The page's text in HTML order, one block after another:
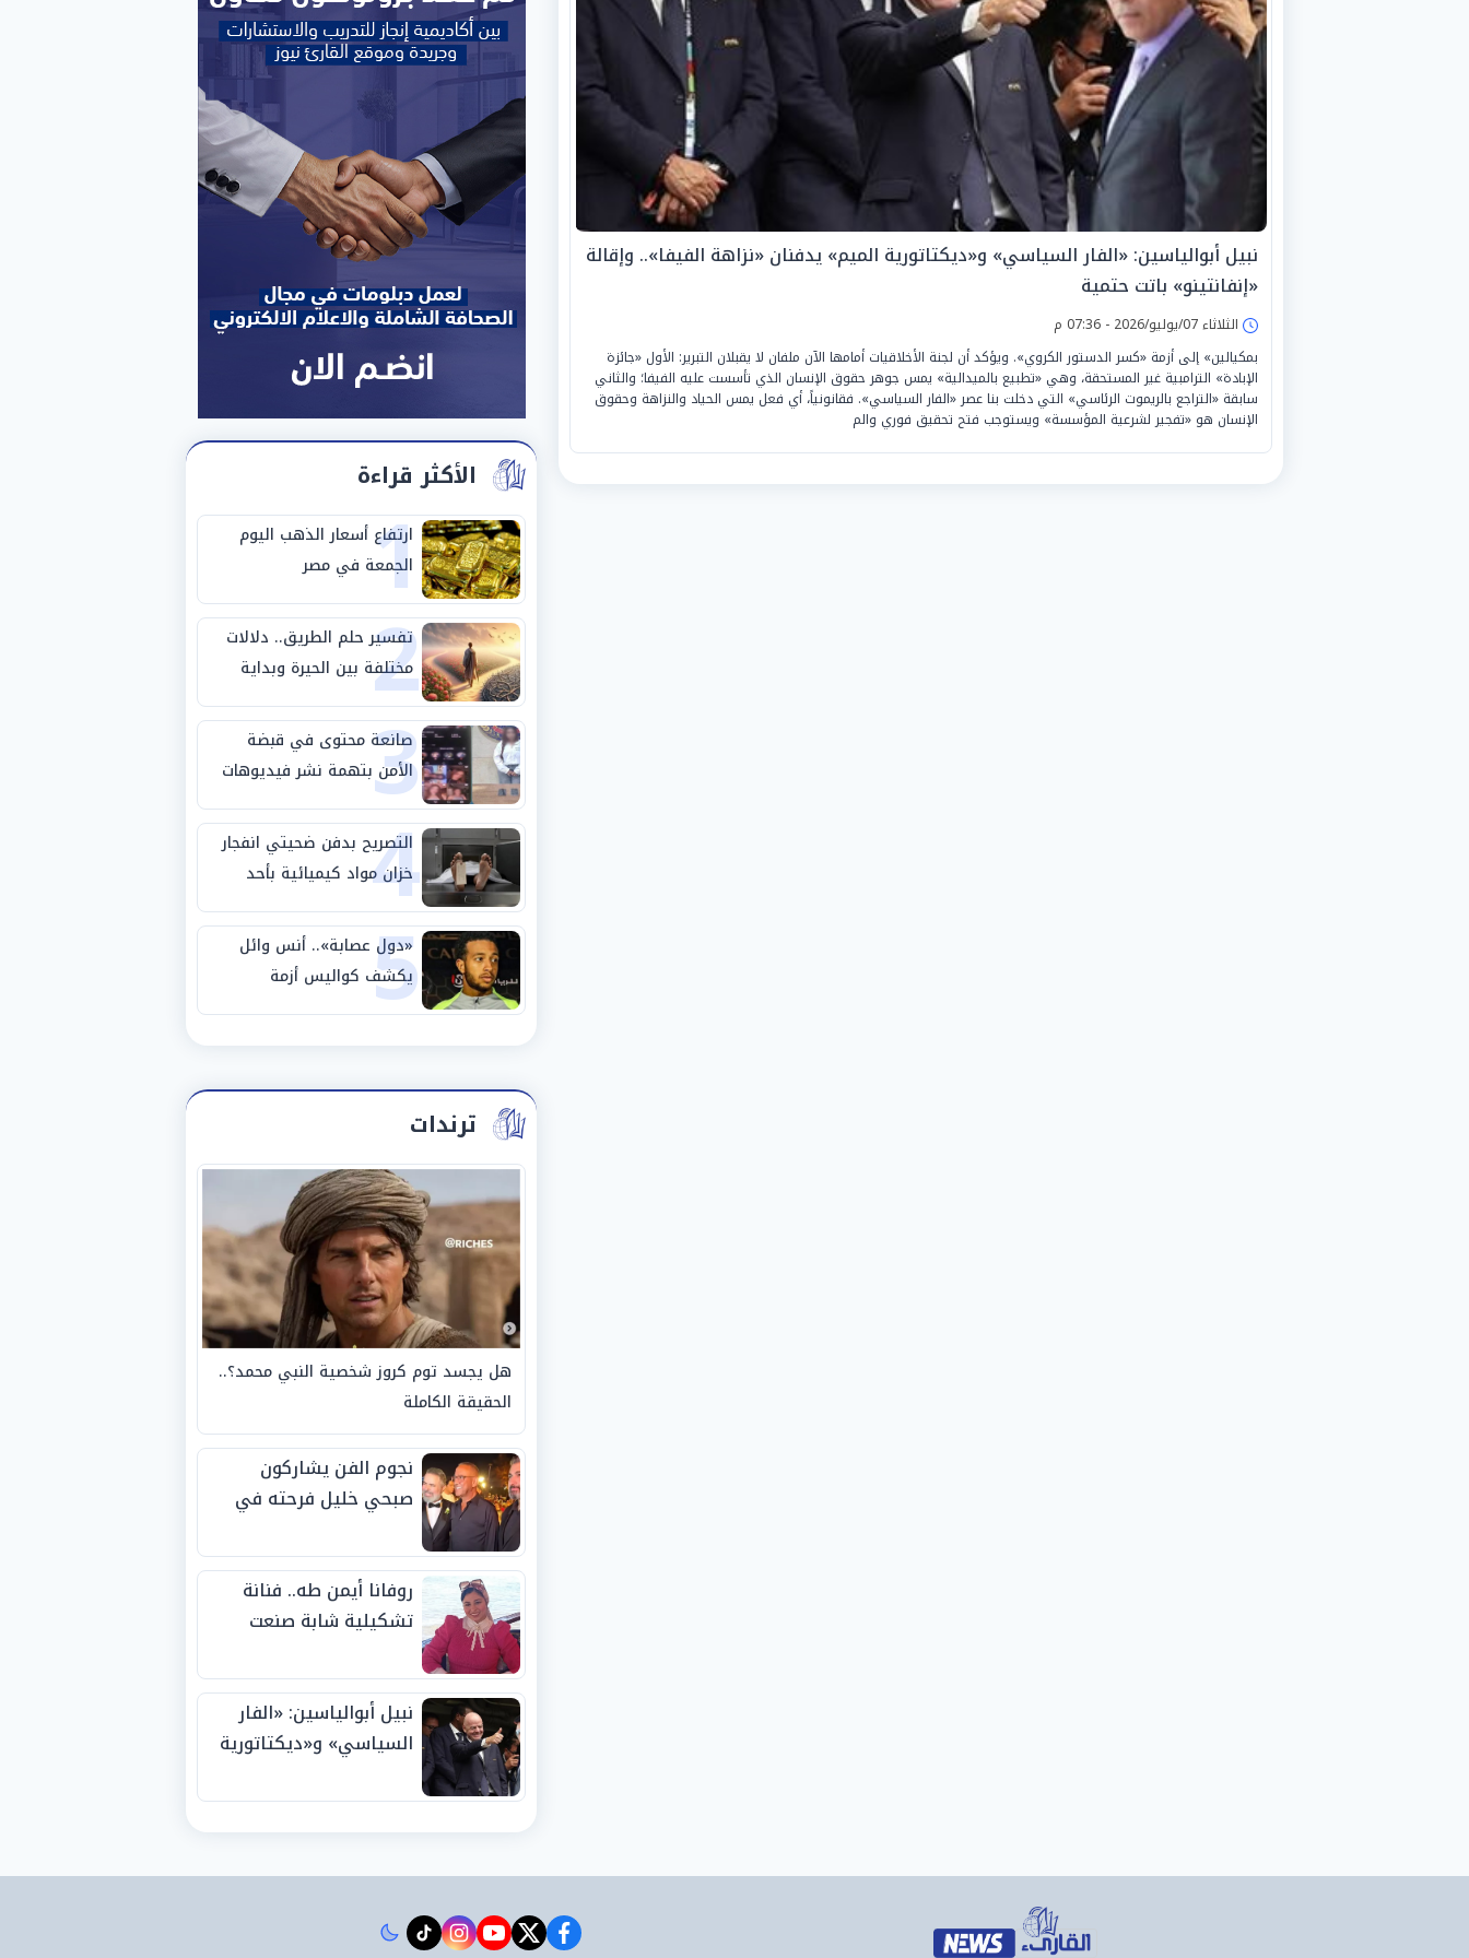
نبيل أبوالياسين: «الفار السياسي» و«ديكتاتورية الميم» يدفنان «نزاهة الفيفا».. وإقالة
«إنفانتينو» باتت حتمية
الثلاثاء 07/يوليو/2026 - 07:36 م
بمكيالين» إلى أزمة «كسر الدستور الكروي». ويؤكد أن لجنة الأخلاقيات أمامها الآن ملفان لا يقبلان التبرير: الأول «جائزة
الإبادة» الترامبية غير المستحقة، وهي «تطبيع بالميدالية» يمس جوهر حقوق الإنسان الذي تأسست عليه الفيفا؛ والثاني
سابقة «التراجع بالريموت الرئاسي» التي دخلت بنا عصر «الفار السياسي». فقانونياً، أي فعل يمس الحياد والنزاهة وحقوق
الإنسان هو «تفجير لشرعية المؤسسة» ويستوجب فتح تحقيق فوري والم
الأكثر قراءة
1
ارتفاع أسعار الذهب اليوم
الجمعة في مصر
2
تفسير حلم الطريق.. دلالات
مختلفة بين الحيرة وبداية
مرحلة جديدة
3
صانعة محتوى في قبضة
الأمن بتهمة نشر فيديوهات
خادشة للحياء
4
التصريح بدفن ضحيتي انفجار
خزان مواد كيميائية بأحد
مصانع الفيوم
5
«دول عصابة».. أنس وائل
يكشف كواليس أزمة
استبعاده المفاجئ من
ترندات
هل يجسد توم كروز شخصية النبي محمد؟..
الحقيقة الكاملة
نجوم الفن يشاركون
صبحي خليل فرحته في
روفانا أيمن طه.. فنانة
تشكيلية شابة صنعت
الجوائز منذ الصغر
نبيل أبوالياسين: «الفار
السياسي» و«ديكتاتورية
الفيفا».. وإقالة
facebook
twitter
youtube
instagram
tiktok